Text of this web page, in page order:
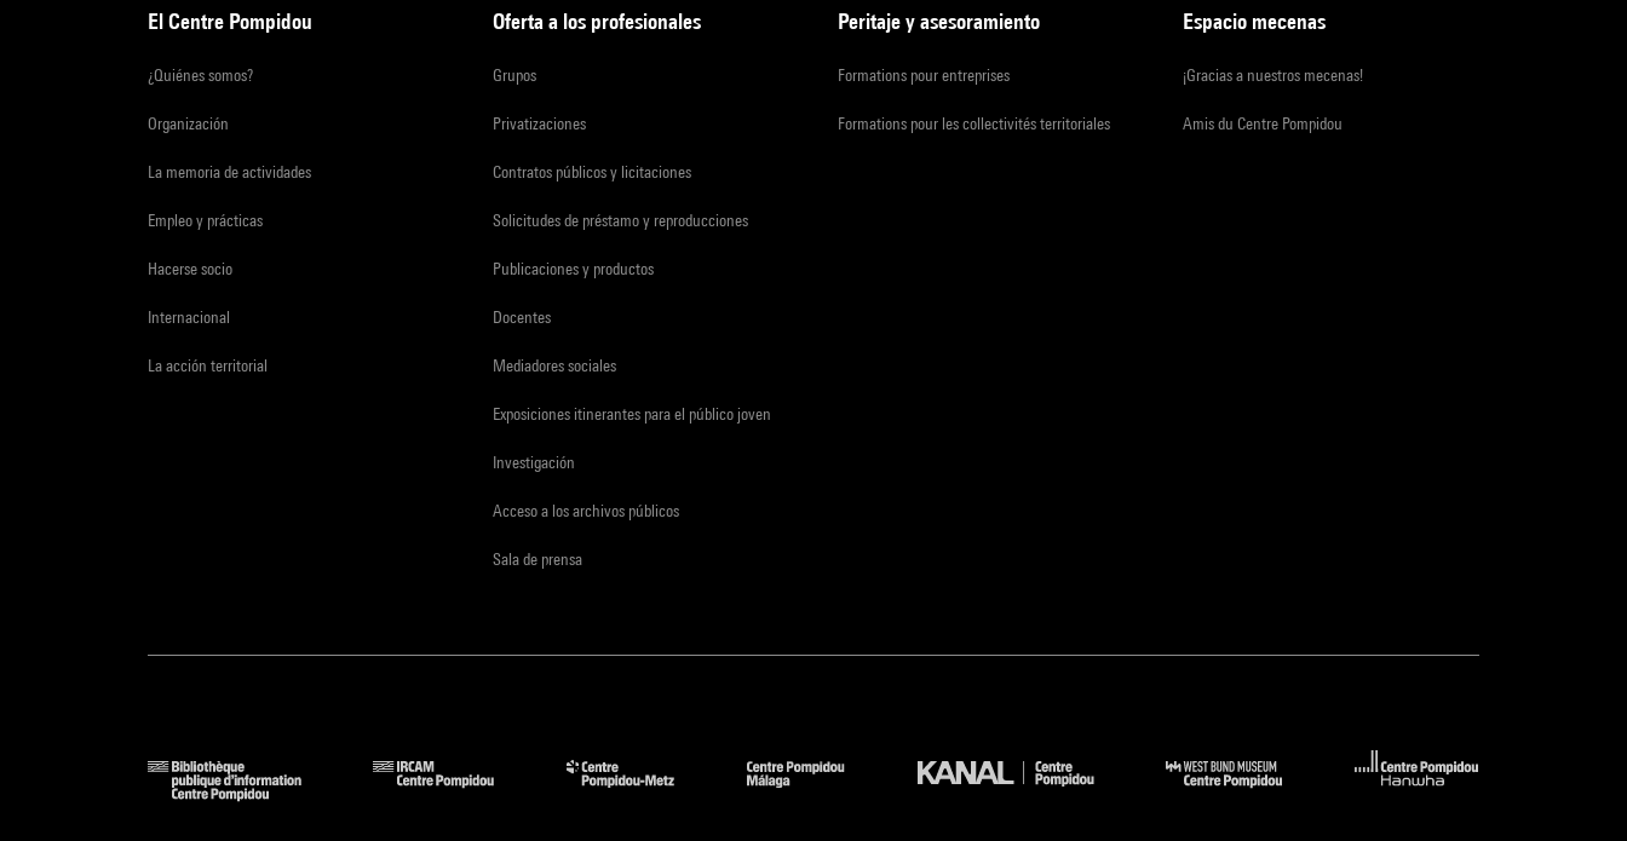
El Centre Pompidou
¿Quiénes somos?
Organización
La memoria de actividades
Empleo y prácticas
Hacerse socio
Internacional
La acción territorial
Oferta a los profesionales
Grupos
Privatizaciones
Contratos públicos y licitaciones
Solicitudes de préstamo y reproducciones
Publicaciones y productos
Docentes
Mediadores sociales
Exposiciones itinerantes para el público joven
Investigación
Acceso a los archivos públicos
Sala de prensa
Peritaje y asesoramiento
Formations pour entreprises
Formations pour les collectivités territoriales
Espacio mecenas
¡Gracias a nuestros mecenas!
Amis du Centre Pompidou